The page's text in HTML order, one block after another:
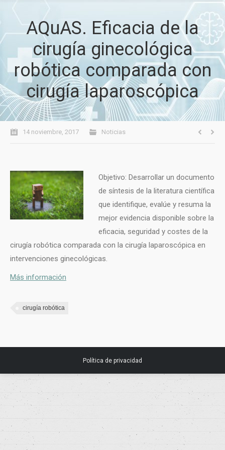
AQuAS. Eficacia de la
cirugía ginecológica
robótica comparada con
cirugía laparoscópica
14 noviembre, 2017 Noticias
Objetivo: Desarrollar un documento
de síntesis de la literatura científica
que identifique, evalúe y resuma la
mejor evidencia disponible sobre la
eficacia, seguridad y costes de la
cirugía robótica comparada con la cirugía laparoscópica en
intervenciones ginecológicas.
Más información
cirugía robótica
Política de privacidad